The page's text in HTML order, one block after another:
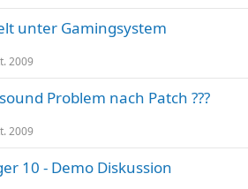
unter Gamingsystem
2009
Problem nach Patch ???
2009
10 - Demo Diskussion